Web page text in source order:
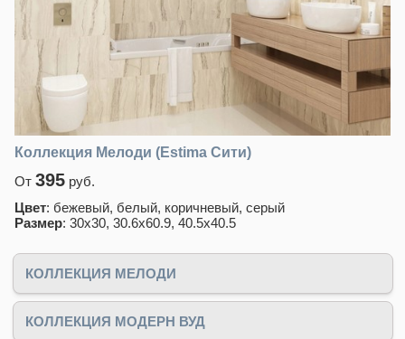
Коллекция Мелоди (Estima Сити)
От 395 руб.
Цвет: бежевый, белый, коричневый, серый
Размер: 30x30, 30.6x60.9, 40.5x40.5
КОЛЛЕКЦИЯ МЕЛОДИ
КОЛЛЕКЦИЯ МОДЕРН ВУД